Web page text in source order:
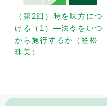
（第2回）時を味方につ
ける（1）—法令をいつ
から施行するか（笠松
珠美）